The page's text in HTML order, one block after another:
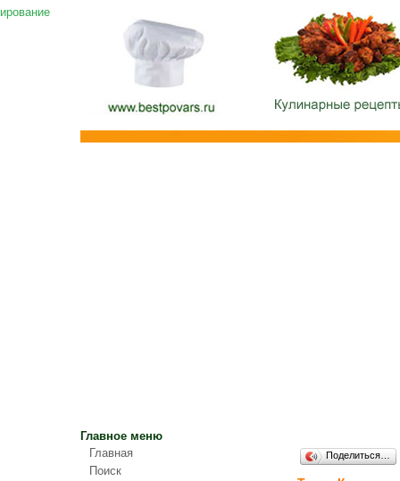
Главное меню
Главная
Поиск
Поделиться…